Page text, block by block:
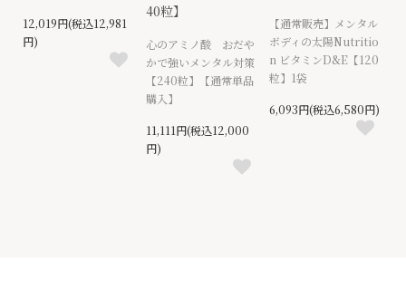
12,019円(税込12,981
円)
40粒】
心のアミノ酸 おだや
かで強いメンタル対策
【240粒】【通常単品
購入】
11,111円(税込12,000
円)
【通常販売】メンタル
ボディの太陽Nutritio
n ビタミンD&E【120
粒】1袋
6,093円(税込6,580円)